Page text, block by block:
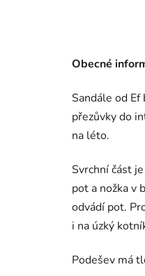
Obecné
Sandále od Ef
přezůvky do
na léto.
Svrchní část
pot a nožka v
odvádí pot.
i na úzký
Podešev má